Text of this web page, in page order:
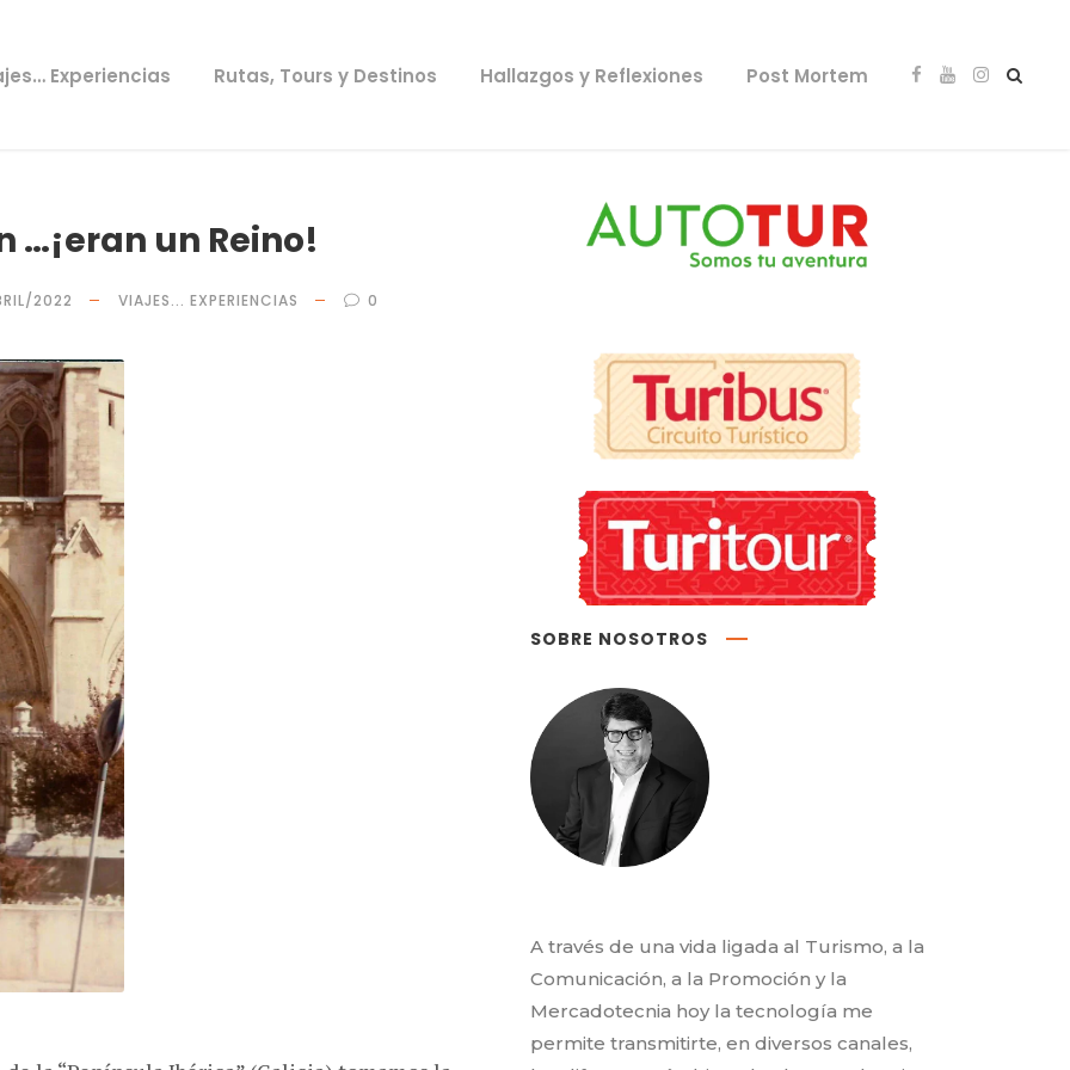
Experiencias Rutas, Tours y Destinos Hallazgos y Reflexiones Post Mortem
…¡eran un Reino!
2022 VIAJES... EXPERIENCIAS 0
SOBRE NOSOTROS
A través de una vida ligada al Turismo, a la
Comunicación, a la Promoción y la
Mercadotecnia hoy la tecnología me
permite transmitirte, en diversos canales,